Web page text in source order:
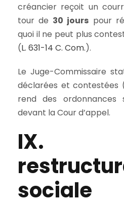
créancier reçoit un
tour de 30 jours pour
quoi il ne peut plus
(L. 631-14 C. Com.).
Le Juge-Commissaire
déclarées et contestées
rend des ordonnances
devant la Cour d’appel.
IX.
sociale